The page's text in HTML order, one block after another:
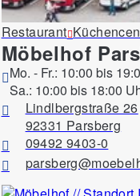
Restaurant
Möbelhof
Mo. - Fr.: 10:00 bis
Sa.: 10:00 bis 18:00
Lindlbergstraße 26
92331 Parsberg
09492 9403-0